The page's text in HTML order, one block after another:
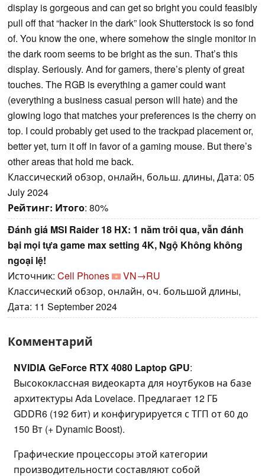
display is gorgeous and can get so bright you could feasibly
pull off that “hacker in the dark” look Shutterstock is so fond
of. You know the one, where somehow the single monitor in
the dark room seems to be bright as the sun. That’s this
display. Seriously. And for gamers, there’s plenty of great
touches. The RGB is everything a gamer could want
(everything a business casual person will hate) and the
glowing logo that matches your preferences is the cherry on
top. I could probably get used to the trackpad placement or,
better yet, turn it off in favor of a gaming mouse. But there’s
other areas that hold me back.
Классический обзор, онлайн, больш. длины, Дата: 05
July 2024
Рейтинг: Итого: 80%
Đánh giá MSI Raider 18 HX: 1 năm trôi qua, vẫn đánh
bại mọi tựa game max setting 4K, Ngộ Không không
ngoại lệ!
Источник: Cell Phones
VN→RU
Классический обзор, онлайн, оч. большой длины,
Дата: 11 September 2024
Комментарий
NVIDIA GeForce RTX 4080 Laptop GPU:
Высококлассная видеокарта для ноутбуков на базе
архитектуры Ada Lovelace. Предлагает 12 ГБ
GDDR6 (192 бит) и конфигурируется с ТГП от 60 до
150 Вт (+ Dynamic Boost).
Графические процессоры этой категории
производительности составляют собой